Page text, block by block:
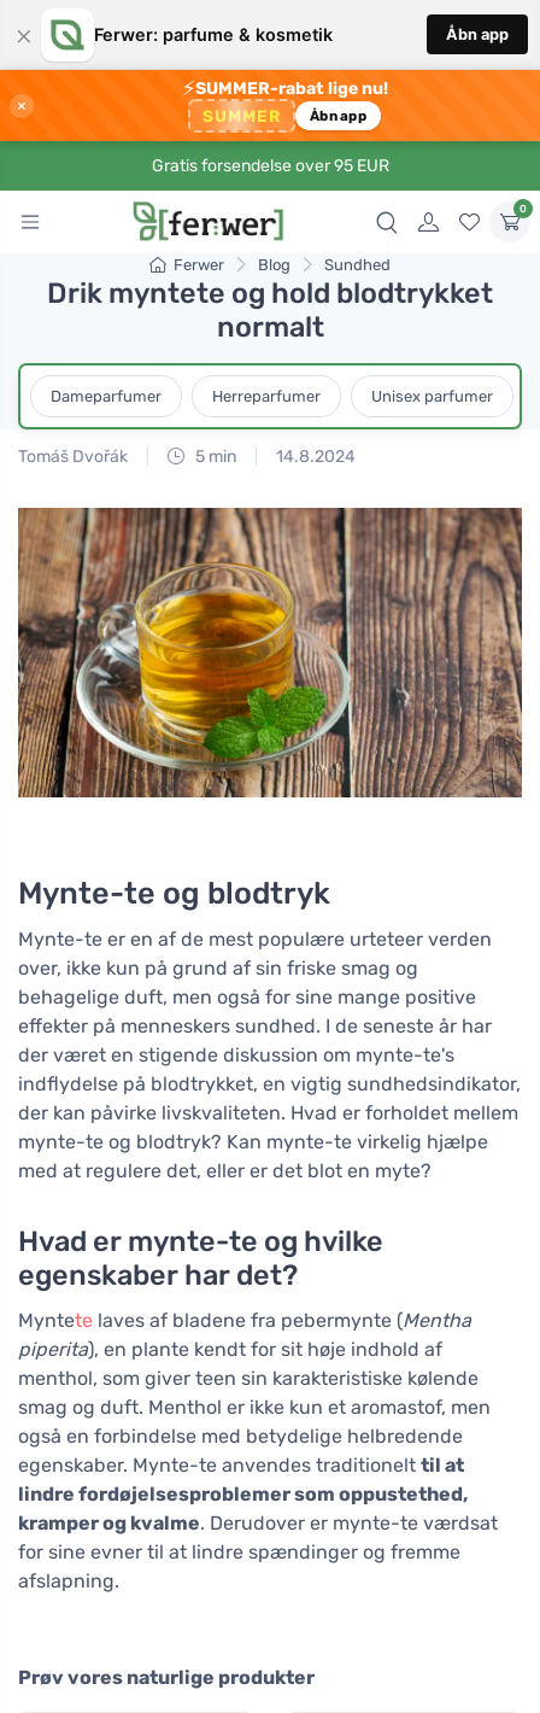
× Ferwer: parfume & kosmetik Åbn app
×
⚡SUMMER-rabat lige nu!
SUMMER Åbn app
Gratis forsendelse over 95 EUR
0
Ferwer Blog Sundhed
Drik myntete og hold blodtrykket
normalt
Dameparfumer Herreparfumer Unisex parfumer
Tomáš Dvořák 5 min 14.8.2024
Mynte-te og blodtryk
Mynte-te er en af de mest populære urteteer verden
over, ikke kun på grund af sin friske smag og
behagelige duft, men også for sine mange positive
effekter på menneskers sundhed. I de seneste år har
der været en stigende diskussion om mynte-te's
indflydelse på blodtrykket, en vigtig sundhedsindikator,
der kan påvirke livskvaliteten. Hvad er forholdet mellem
mynte-te og blodtryk? Kan mynte-te virkelig hjælpe
med at regulere det, eller er det blot en myte?
Hvad er mynte-te og hvilke
egenskaber har det?
Myntete laves af bladene fra pebermynte (Mentha
piperita), en plante kendt for sit høje indhold af
menthol, som giver teen sin karakteristiske kølende
smag og duft. Menthol er ikke kun et aromastof, men
også en forbindelse med betydelige helbredende
egenskaber. Mynte-te anvendes traditionelt til at
lindre fordøjelsesproblemer som oppustethed,
kramper og kvalme. Derudover er mynte-te værdsat
for sine evner til at lindre spændinger og fremme
afslapning.
Prøv vores naturlige produkter